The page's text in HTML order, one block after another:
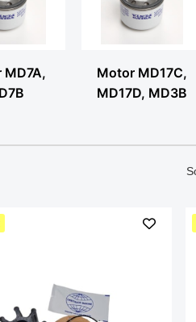
Motor MD17C,
MD17D, MD3B